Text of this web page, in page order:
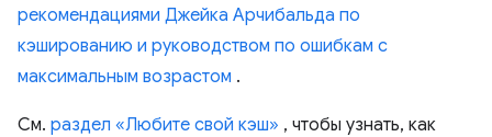
рекомендациями Джейка Арчибальда по
кэшированию и руководством по ошибкам с
максимальным возрастом .
См. раздел «Любите свой кэш» , чтобы узнать, как